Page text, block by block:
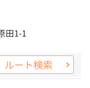
田1-1
ルート検索